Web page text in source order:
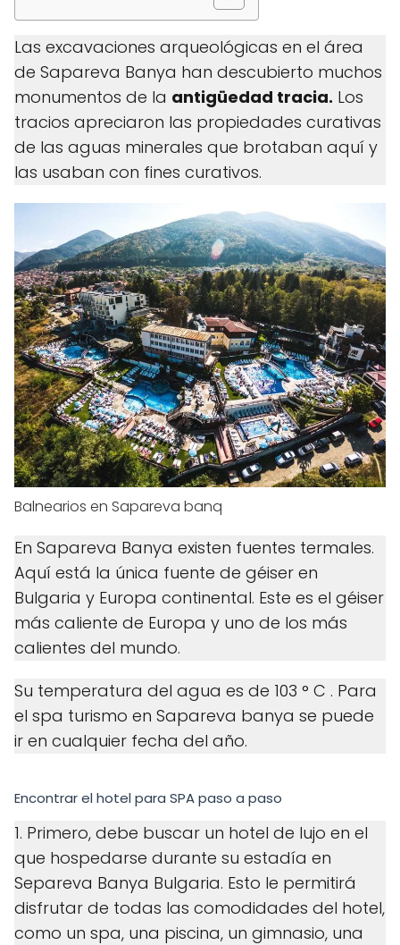
Las excavaciones arqueológicas en el área
de Sapareva Banya han descubierto muchos
monumentos de la antigüedad tracia. Los
tracios apreciaron las propiedades curativas
de las aguas minerales que brotaban aquí y
las usaban con fines curativos.
Balnearios en Sapareva banq
En Sapareva Banya existen fuentes termales.
Aquí está la única fuente de géiser en
Bulgaria y Europa continental. Este es el géiser
más caliente de Europa y uno de los más
calientes del mundo.
Su temperatura del agua es de 103 ° C . Para
el spa turismo en Sapareva banya se puede
ir en cualquier fecha del año.
Encontrar el hotel para SPA paso a paso
1. Primero, debe buscar un hotel de lujo en el
que hospedarse durante su estadía en
Separeva Banya Bulgaria. Esto le permitirá
disfrutar de todas las comodidades del hotel,
como un spa, una piscina, un gimnasio, una